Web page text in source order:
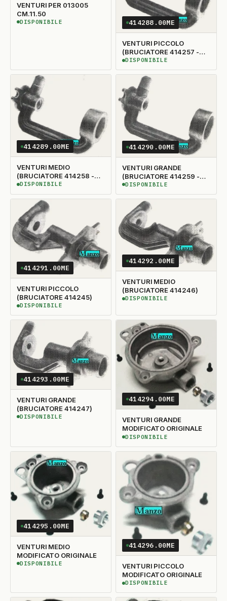
VENTURI PER 013005
CM.11.50
DISPONIBILE
DISPONIBILE 414288.00ME
VENTURI PICCOLO
(BRUCIATORE 414257 -
SPARTIFIAMMA 400552)
DISPONIBILE
DISPONIBILE
414289.00ME
VENTURI MEDIO
(BRUCIATORE 414258 -
SPARTIFIAMMA 400551)
DISPONIBILE
DISPONIBILE
414290.00ME
VENTURI GRANDE
(BRUCIATORE 414259 -
SPATIFIAMMA 400550)
DISPONIBILE
DISPONIBILE
414291.00ME
VENTURI PICCOLO
(BRUCIATORE 414245)
DISPONIBILE
DISPONIBILE
414292.00ME
VENTURI MEDIO
(BRUCIATORE 414246)
DISPONIBILE
DISPONIBILE
414293.00ME
VENTURI GRANDE
(BRUCIATORE 414247)
DISPONIBILE
DISPONIBILE
414294.00ME
VENTURI GRANDE
MODIFICATO ORIGINALE
DISPONIBILE
DISPONIBILE
414295.00ME
VENTURI MEDIO
MODIFICATO ORIGINALE
DISPONIBILE
DISPONIBILE
414296.00ME
VENTURI PICCOLO
MODIFICATO ORIGINALE
DISPONIBILE
DISPONIBILE